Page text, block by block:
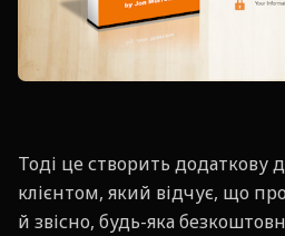
Тоді це створить додаткову
клієнтом, який відчує, що
й звісно, будь-яка